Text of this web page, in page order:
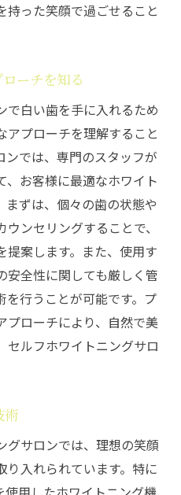
一歩
グで感じる変化
持った笑顔で過ごせること
ーチを知る
で白い歯を手に入れるため
アプローチを理解すること
では、専門のスタッフが
、お客様に最適なホワイト
ずは、個々の歯の状態や
ンセリングすることで、
提案します。また、使用す
安全性に関しても厳しく管
行うことが可能です。プ
プローチにより、自然で美
セルフホワイトニングサロ
術
グサロンでは、理想の笑顔
り入れられています。特に